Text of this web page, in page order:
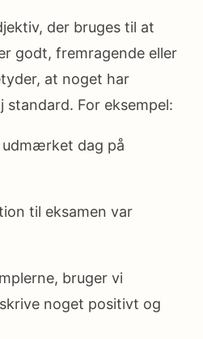
der bruges til at
godt, fremragende eller
at noget har
standard. For eksempel:
dag på
til eksamen var
bruger vi
noget positivt og